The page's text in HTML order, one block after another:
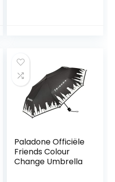
Paladone Officiële
Friends Colour
Change Umbrella